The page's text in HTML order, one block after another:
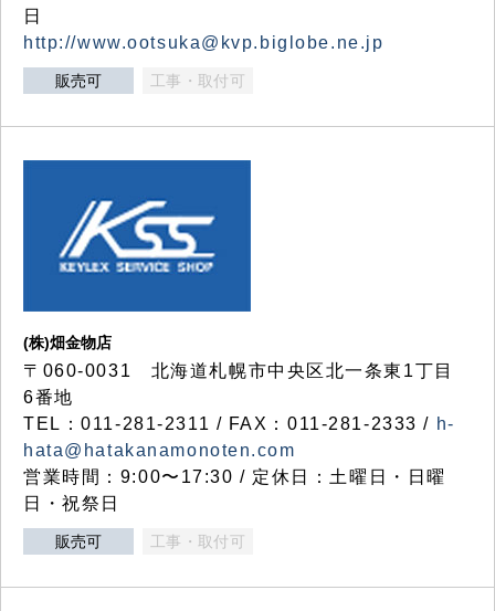
日
http://www.ootsuka@kvp.biglobe.ne.jp
販売可 工事・取付可
(株)畑金物店
〒060-0031 北海道札幌市中央区北一条東1丁目
6番地
TEL：011-281-2311 / FAX：011-281-2333 / h-
hata@hatakanamonoten.com
営業時間：9:00〜17:30 / 定休日：土曜日・日曜
日・祝祭日
販売可 工事・取付可